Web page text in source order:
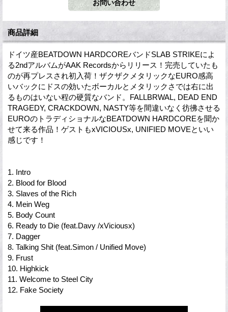
商品詳細
ドイツ産BEATDOWN HARDCOREバンドSLAB STRIKEによ
る2ndアルバムがAAK Recordsからリリース！完売していたも
のが再プレスされ初入荷！ザクザクメタリックなEURO感高
いバックにドスの効いたボーカルとメタリックさでは右に出
るものはいない程の硬質なバンド。FALLBRWAL, DEAD END
TRAGEDY, CRACKDOWN, NASTY等を間違いなく彷彿させる
EUROのトラディショナルなBEATDOWN HARDCOREを聞か
せて来る作品！ゲストもxVICIOUSx, UNIFIED MOVEといい
感じです！
1. Intro
2. Blood for Blood
3. Slaves of the Rich
4. Mein Weg
5. Body Count
6. Ready to Die (feat.Davy /xViciousx)
7. Dagger
8. Talking Shit (feat.Simon / Unified Move)
9. Frust
10. Highkick
11. Welcome to Steel City
12. Fake Society